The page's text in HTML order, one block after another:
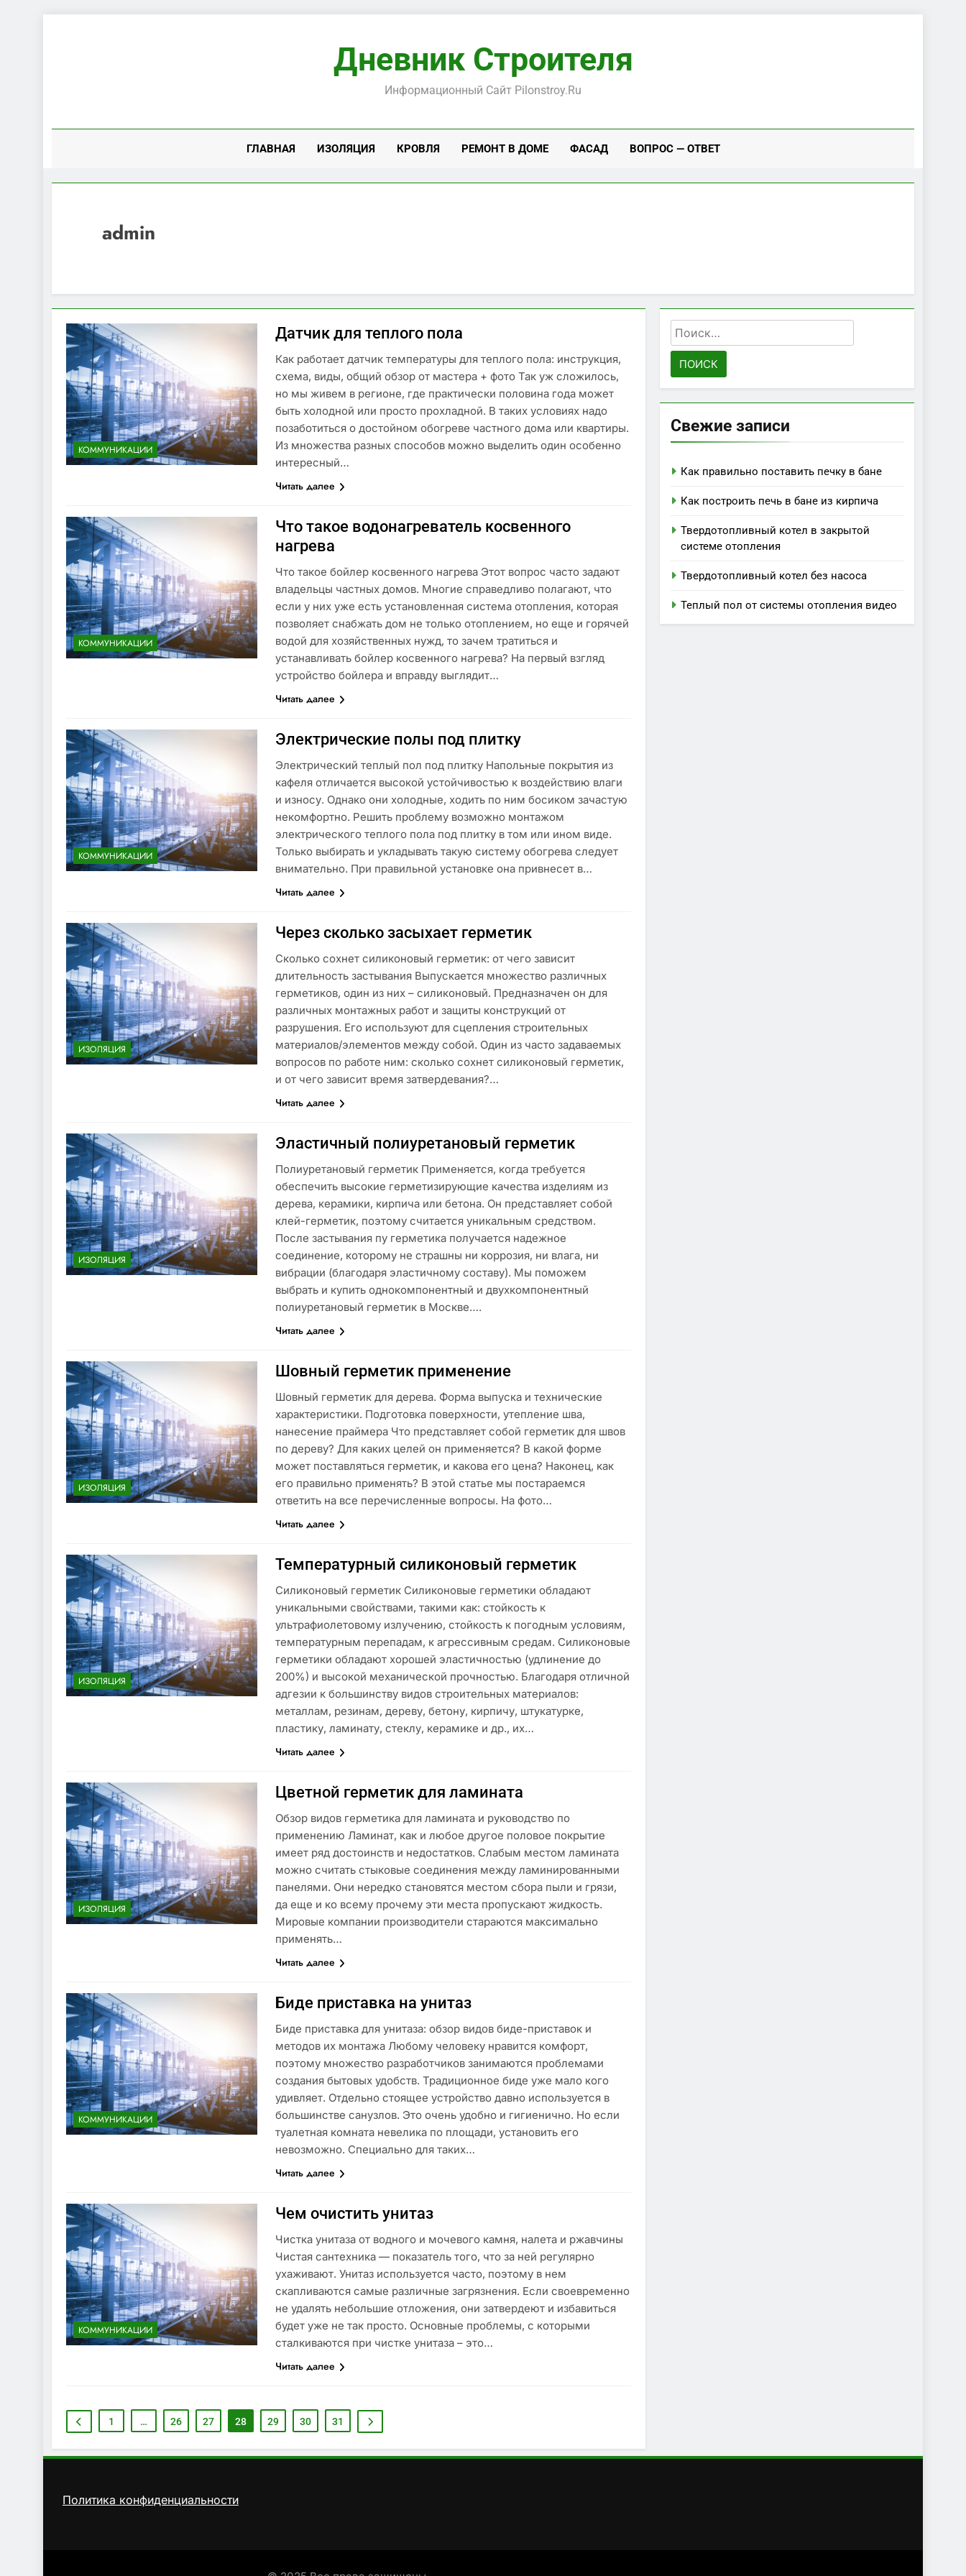
Дневник Строителя
Информационный Сайт Pilonstroy.ru
ГЛАВНАЯ ИЗОЛЯЦИЯ КРОВЛЯ РЕМОНТ В ДОМЕ ФАСАД ВОПРОС — ОТВЕТ
admin
КОММУНИКАЦИИ
Датчик для теплого пола
Как работает датчик температуры для теплого пола: инструкция,
схема, виды, общий обзор от мастера + фото Так уж сложилось,
но мы живем в регионе, где практически половина года может
быть холодной или просто прохладной. В таких условиях надо
позаботиться о достойном обогреве частного дома или квартиры.
Из множества разных способов можно выделить один особенно
интересный…
Читать далее
КОММУНИКАЦИИ
Что такое водонагреватель косвенного
нагрева
Что такое бойлер косвенного нагрева Этот вопрос часто задают
владельцы частных домов. Многие справедливо полагают, что
если у них уже есть установленная система отопления, которая
позволяет снабжать дом не только отоплением, но еще и горячей
водой для хозяйственных нужд, то зачем тратиться и
устанавливать бойлер косвенного нагрева? На первый взгляд
устройство бойлера и вправду выглядит…
Читать далее
КОММУНИКАЦИИ
Электрические полы под плитку
Электрический теплый пол под плитку Напольные покрытия из
кафеля отличается высокой устойчивостью к воздействию влаги
и износу. Однако они холодные, ходить по ним босиком зачастую
некомфортно. Решить проблему возможно монтажом
электрического теплого пола под плитку в том или ином виде.
Только выбирать и укладывать такую систему обогрева следует
внимательно. При правильной установке она привнесет в…
Читать далее
ИЗОЛЯЦИЯ
Через сколько засыхает герметик
Сколько сохнет силиконовый герметик: от чего зависит
длительность застывания Выпускается множество различных
герметиков, один из них – силиконовый. Предназначен он для
различных монтажных работ и защиты конструкций от
разрушения. Его используют для сцепления строительных
материалов/элементов между собой. Один из часто задаваемых
вопросов по работе ним: сколько сохнет силиконовый герметик,
и от чего зависит время затвердевания?…
Читать далее
ИЗОЛЯЦИЯ
Эластичный полиуретановый герметик
Полиуретановый герметик Применяется, когда требуется
обеспечить высокие герметизирующие качества изделиям из
дерева, керамики, кирпича или бетона. Он представляет собой
клей-герметик, поэтому считается уникальным средством.
После застывания пу герметика получается надежное
соединение, которому не страшны ни коррозия, ни влага, ни
вибрации (благодаря эластичному составу). Мы поможем
выбрать и купить однокомпонентный и двухкомпонентный
полиуретановый герметик в Москве….
Читать далее
ИЗОЛЯЦИЯ
Шовный герметик применение
Шовный герметик для дерева. Форма выпуска и технические
характеристики. Подготовка поверхности, утепление шва,
нанесение праймера Что представляет собой герметик для швов
по дереву? Для каких целей он применяется? В какой форме
может поставляться герметик, и какова его цена? Наконец, как
его правильно применять? В этой статье мы постараемся
ответить на все перечисленные вопросы. На фото…
Читать далее
ИЗОЛЯЦИЯ
Температурный силиконовый герметик
Силиконовый герметик Силиконовые герметики обладают
уникальными свойствами, такими как: стойкость к
ультрафиолетовому излучению, стойкость к погодным условиям,
температурным перепадам, к агрессивным средам. Силиконовые
герметики обладают хорошей эластичностью (удлинение до
200%) и высокой механической прочностью. Благодаря отличной
адгезии к большинству видов строительных материалов:
металлам, резинам, дереву, бетону, кирпичу, штукатурке,
пластику, ламинату, стеклу, керамике и др., их…
Читать далее
ИЗОЛЯЦИЯ
Цветной герметик для ламината
Обзор видов герметика для ламината и руководство по
применению Ламинат, как и любое другое половое покрытие
имеет ряд достоинств и недостатков. Слабым местом ламината
можно считать стыковые соединения между ламинированными
панелями. Они нередко становятся местом сбора пыли и грязи,
да еще и ко всему прочему эти места пропускают жидкость.
Мировые компании производители стараются максимально
применять…
Читать далее
КОММУНИКАЦИИ
Биде приставка на унитаз
Биде приставка для унитаза: обзор видов биде-приставок и
методов их монтажа Любому человеку нравится комфорт,
поэтому множество разработчиков занимаются проблемами
создания бытовых удобств. Традиционное биде уже мало кого
удивляет. Отдельно стоящее устройство давно используется в
большинстве санузлов. Это очень удобно и гигиенично. Но если
туалетная комната невелика по площади, установить его
невозможно. Специально для таких…
Читать далее
КОММУНИКАЦИИ
Чем очистить унитаз
Чистка унитаза от водного и мочевого камня, налета и ржавчины
Чистая сантехника — показатель того, что за ней регулярно
ухаживают. Унитаз используется часто, поэтому в нем
скапливаются самые различные загрязнения. Если своевременно
не удалять небольшие отложения, они затвердеют и избавиться
будет уже не так просто. Основные проблемы, с которыми
сталкиваются при чистке унитаза – это…
Читать далее
1 … 26 27 28 29 30 31
Найти:
Свежие записи
Как правильно поставить печку в бане
Как построить печь в бане из кирпича
Твердотопливный котел в закрытой
системе отопления
Твердотопливный котел без насоса
Теплый пол от системы отопления видео
Политика конфиденциальности